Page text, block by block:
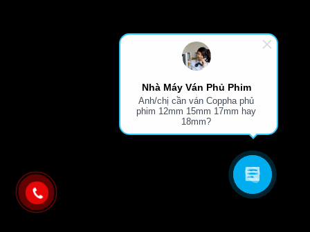
Nhà Máy Ván Phủ Phim
Anh/chị cần ván Coppha phủ
phim 12mm 15mm 17mm hay
18mm?